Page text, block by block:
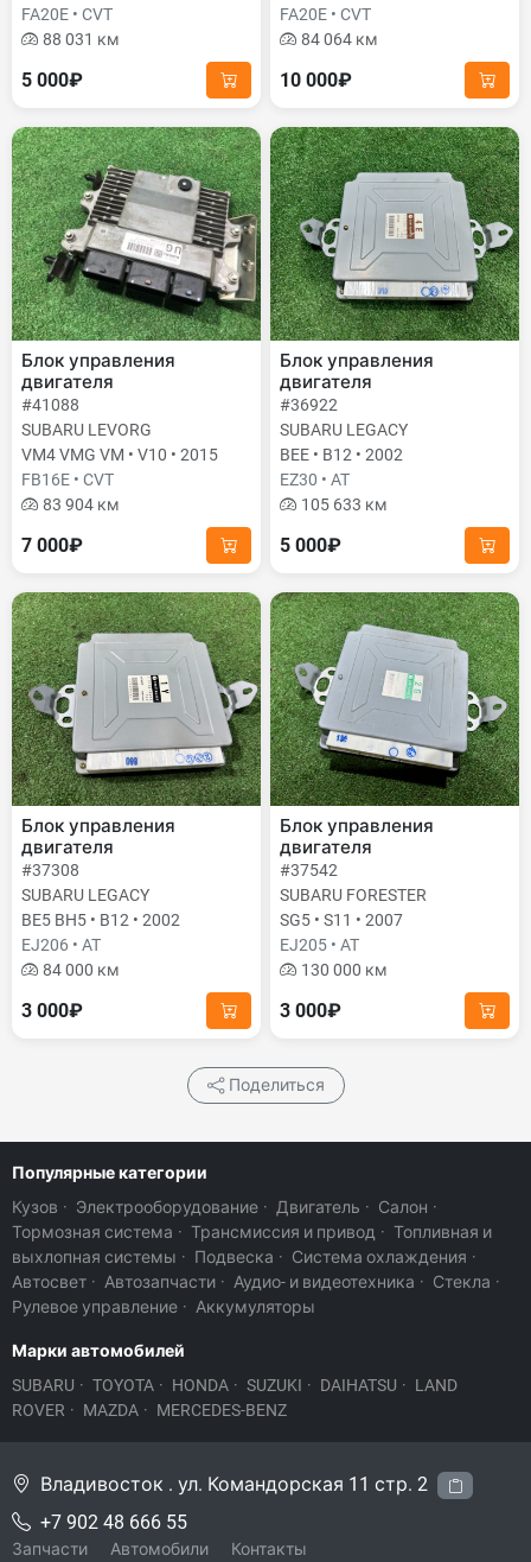
FA20E • CVT
88 031 км
5 000₽
FA20E • CVT
84 064 км
10 000₽
Блок управления
двигателя
#41088
SUBARU LEVORG
VM4 VMG VM • V10 • 2015
FB16E • CVT
83 904 км
7 000₽
Блок управления
двигателя
#36922
SUBARU LEGACY
BEE • B12 • 2002
EZ30 • AT
105 633 км
5 000₽
Блок управления
двигателя
#37308
SUBARU LEGACY
BE5 BH5 • B12 • 2002
EJ206 • AT
84 000 км
3 000₽
Блок управления
двигателя
#37542
SUBARU FORESTER
SG5 • S11 • 2007
EJ205 • AT
130 000 км
3 000₽
Поделиться
Популярные категории
Кузов · Электрооборудование · Двигатель · Салон ·
Тормозная система · Трансмиссия и привод · Топливная и
выхлопная системы · Подвеска · Система охлаждения ·
Автосвет · Автозапчасти · Аудио- и видеотехника · Стекла ·
Рулевое управление · Аккумуляторы
Марки автомобилей
SUBARU · TOYOTA · HONDA · SUZUKI · DAIHATSU · LAND
ROVER · MAZDA · MERCEDES-BENZ
Владивосток . ул. Командорская 11 стр. 2
+7 902 48 666 55
Запчасти Автомобили Контакты